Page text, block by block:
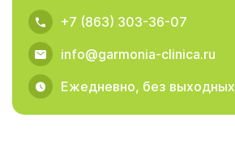
+7 (863) 303-36-07
info@garmonia-clinica.ru
Ежедневно, без выходных